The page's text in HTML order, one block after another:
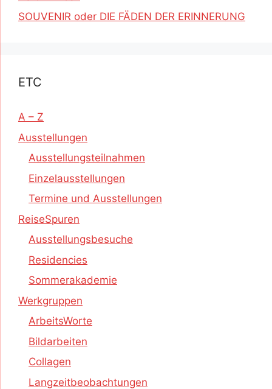
SOUVENIR oder DIE FÄDEN DER ERINNERUNG
ETC
A – Z
Ausstellungen
Ausstellungsteilnahmen
Einzelausstellungen
Termine und Ausstellungen
ReiseSpuren
Ausstellungsbesuche
Residencies
Sommerakademie
Werkgruppen
ArbeitsWorte
Bildarbeiten
Collagen
Langzeitbeobachtungen